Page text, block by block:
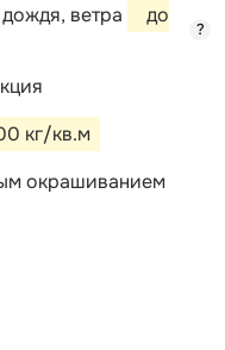
дождя, ветра
до
?
кг/кв.м
окрашиванием